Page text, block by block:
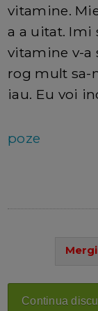
vitamine.
a a uitat. Imi
vitamine v-a
rog mult sa-
iau. Eu voi
poze
Continua